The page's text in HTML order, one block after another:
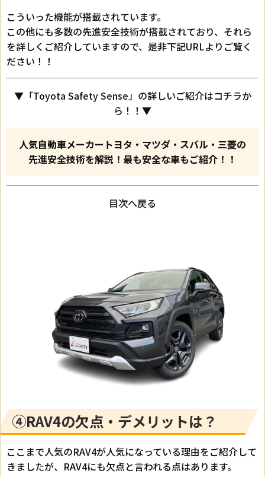
こういった機能が搭載されています。
この他にも多数の先進安全技術が搭載されており、それら
を詳しくご紹介していますので、是非下記URLよりご覧く
ださい！！
▼「Toyota Safety Sense」の詳しいご紹介はコチラか
ら！！▼
人気自動車メーカートヨタ・マツダ・スバル・三菱の
先進安全技術を解説！最も安全な車もご紹介！！
目次へ戻る
④RAV4の欠点・デメリットは？
ここまで人気のRAV4が人気になっている理由をご紹介して
きましたが、RAV4にも欠点と言われる点はあります。